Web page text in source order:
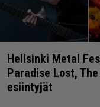
Hellsinki Metal
Paradise Lost,
esiintyjät